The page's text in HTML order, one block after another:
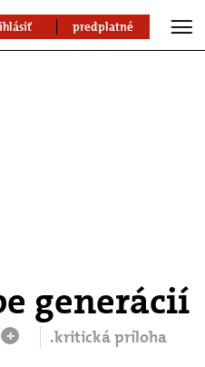
predplatné
generácií
+ .kritická príloha